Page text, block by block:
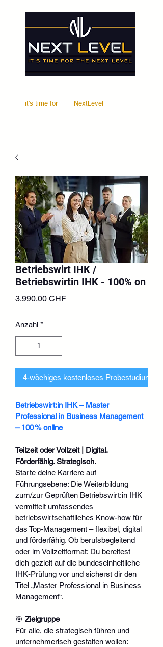
it's time for NextLevel
Betriebswirt IHK /
Betriebswirtin IHK - 100% on
3.990,00 CHFPreis
Anzahl *
4-wöchiges kostenloses Probestudium
Betriebswirt:in IHK – Master
Professional in Business Management
– 100 % online
Teilzeit oder Vollzeit | Digital.
Förderfähig. Strategisch.
Starte deine Karriere auf
Führungsebene: Die Weiterbildung
zum/zur Geprüften Betriebswirt:in IHK
vermittelt umfassendes
betriebswirtschaftliches Know-how für
das Top-Management – flexibel, digital
und förderfähig. Ob berufsbegleitend
oder im Vollzeitformat: Du bereitest
dich gezielt auf die bundeseinheitliche
IHK-Prüfung vor und sicherst dir den
Titel „Master Professional in Business
Management“.
🎯 Zielgruppe
Für alle, die strategisch führen und
unternehmerisch gestalten wollen: